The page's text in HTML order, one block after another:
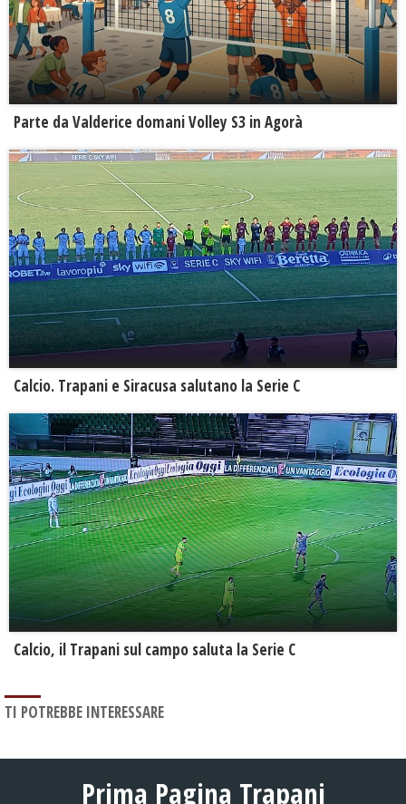
Parte da Valderice domani Volley S3 in Agorà
Calcio. Trapani e Siracusa salutano la Serie C
Calcio, il Trapani sul campo saluta la Serie C
TI POTREBBE INTERESSARE
Prima Pagina Trapani